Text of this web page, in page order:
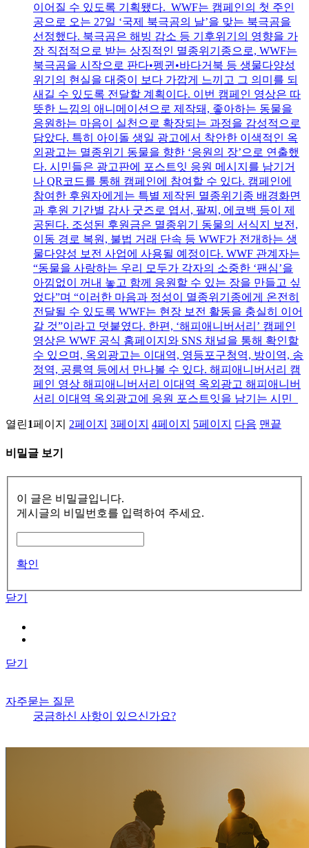
이어질 수 있도록 기획됐다. WWF는 캠페인의 첫 주인
공으로 오는 27일 ‘국제 북극곰의 날’을 맞는 북극곰을
선정했다. 북극곰은 해빙 감소 등 기후위기의 영향을 가
장 직접적으로 받는 상징적인 멸종위기종으로, WWF는
북극곰을 시작으로 판다•펭귄•바다거북 등 생물다양성
위기의 현실을 대중이 보다 가깝게 느끼고 그 의미를 되
새길 수 있도록 전달할 계획이다. 이번 캠페인 영상은 따
뜻한 느낌의 애니메이션으로 제작돼, 좋아하는 동물을
응원하는 마음이 실천으로 확장되는 과정을 감성적으로
담았다. 특히 아이돌 생일 광고에서 착안한 이색적인 옥
외광고는 멸종위기 동물을 향한 ‘응원의 장’으로 연출했
다. 시민들은 광고판에 포스트잇 응원 메시지를 남기거
나 QR코드를 통해 캠페인에 참여할 수 있다. 캠페인에
참여한 후원자에게는 특별 제작된 멸종위기종 배경화면
과 후원 기간별 감사 굿즈로 엽서, 팔찌, 에코백 등이 제
공된다. 조성된 후원금은 멸종위기 동물의 서식지 보전,
이동 경로 복원, 불법 거래 단속 등 WWF가 전개하는 생
물다양성 보전 사업에 사용될 예정이다. WWF 관계자는
“동물을 사랑하는 우리 모두가 각자의 소중한 ‘팬심’을
아낌없이 꺼내 놓고 함께 응원할 수 있는 장을 만들고 싶
었다”며 “이러한 마음과 정성이 멸종위기종에게 온전히
전달될 수 있도록 WWF는 현장 보전 활동을 충실히 이어
갈 것”이라고 덧붙였다. 한편, ‘해피애니버서리’ 캠페인
영상은 WWF 공식 홈페이지와 SNS 채널을 통해 확인할
수 있으며, 옥외광고는 이대역, 영등포구청역, 방이역, 송
정역, 공릉역 등에서 만나볼 수 있다. 해피애니버서리 캠
페인 영상 해피애니버서리 이대역 옥외광고 해피애니버
서리 이대역 옥외광고에 응원 포스트잇을 남기는 시민
열린1페이지 2페이지 3페이지 4페이지 5페이지 다음 맨끝
비밀글 보기
이 글은 비밀글입니다.
게시글의 비밀번호를 입력하여 주세요.
확인
닫기
닫기
자주묻는 질문
궁금하신 사항이 있으신가요?